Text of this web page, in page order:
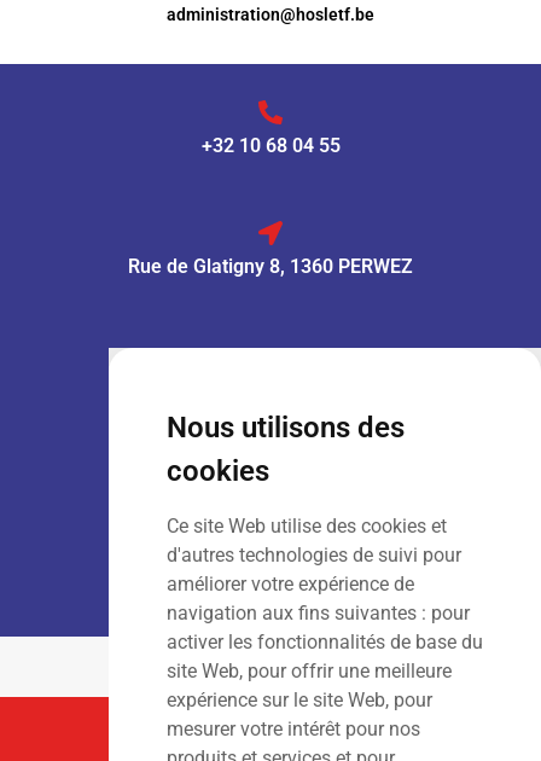
Nous utilisons des
cookies
Ce site Web utilise des cookies et
d'autres technologies de suivi pour
améliorer votre expérience de
navigation aux fins suivantes : pour
activer les fonctionnalités de base du
site Web, pour offrir une meilleure
expérience sur le site Web, pour
mesurer votre intérêt pour nos
administration@hosletf.be
+32 10 68 04 55
Rue de Glatigny 8, 1360 PERWEZ
: 9h00 – 13h00
Dim: Fermé
LOCATION :
Lun – Ven: 7h00 – 18h00
Sam – Dim
: Fermé
Suivez-Nous